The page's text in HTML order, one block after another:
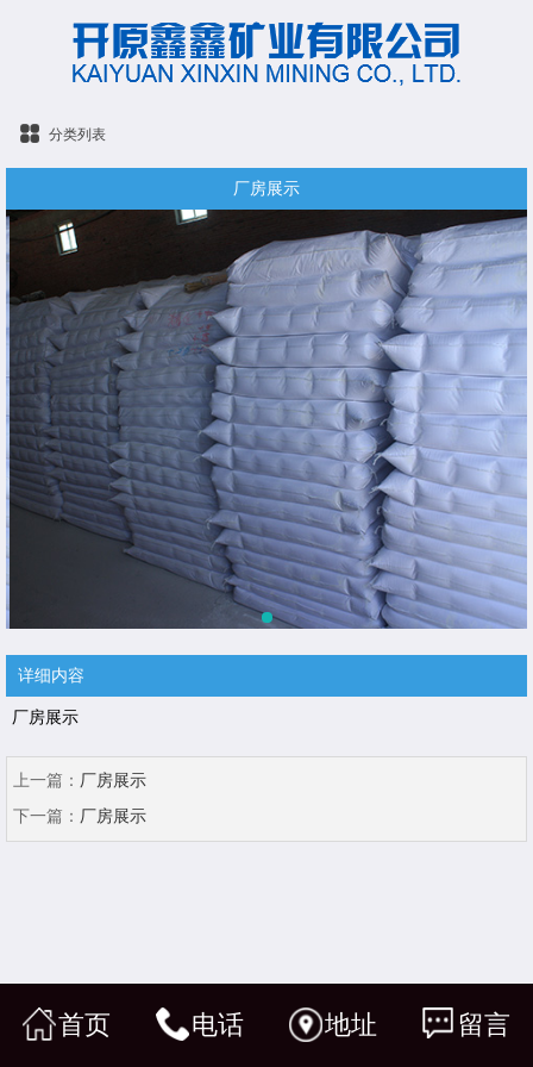
分类列表
厂房展示
详细内容
厂房展示
上一篇： 厂房展示
下一篇： 厂房展示
首页 电话 地址 留言